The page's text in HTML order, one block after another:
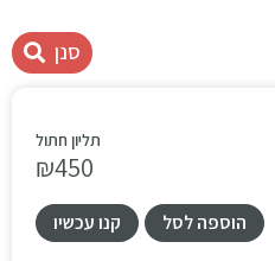
סנן
תליון חתול
₪450
הוספה לסל קנו עכשיו